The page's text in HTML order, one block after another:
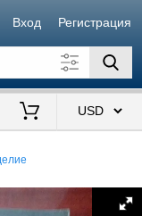
Вход Регистрация